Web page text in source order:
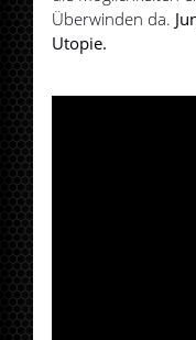
Überwinden da.
Utopie.